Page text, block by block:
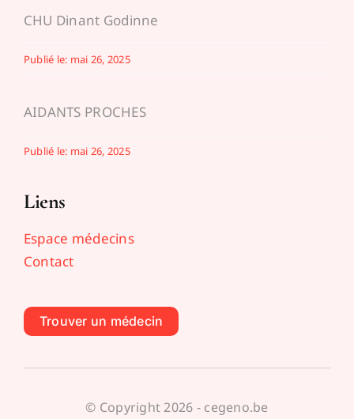
CHU Dinant Godinne
Publié le: mai 26, 2025
AIDANTS PROCHES
Publié le: mai 26, 2025
Liens
Espace médecins
Contact
Trouver un médecin
© Copyright 2026 - cegeno.be